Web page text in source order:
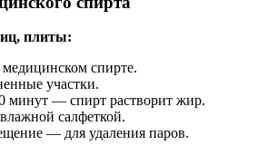
плиты:
спирте.
участки.
минут — спирт растворит жир.
салфеткой.
— для удаления паров.